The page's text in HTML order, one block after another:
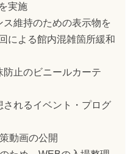
実施
ス維持のための表示物を
による館内混雑箇所緩和
防止のビニールカーテ
されるイベント・プログ
動画の公開